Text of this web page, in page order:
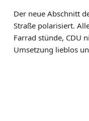
Der neue Abschnitt
Straße polarisiert.
Farrad stünde, CDU
Umsetzung lieblos